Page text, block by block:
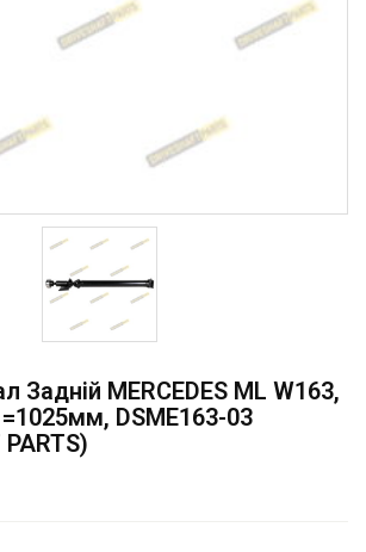
Задній MERCEDES ML W163,
DSME163-03